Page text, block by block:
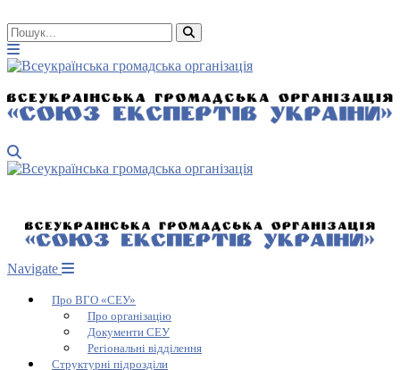
Navigate
Про ВГО «СЕУ»
Про організацію
Документи СЕУ
Регіональні відділення
Структурні підрозділи